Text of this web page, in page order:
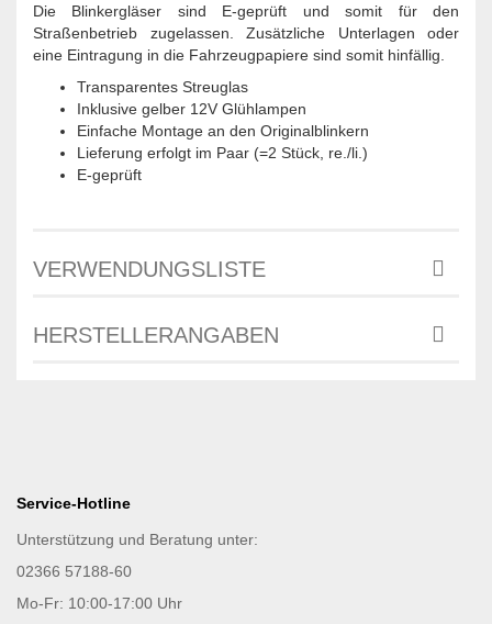
Die Blinkergläser sind E-geprüft und somit für den
Straßenbetrieb zugelassen. Zusätzliche Unterlagen oder
eine Eintragung in die Fahrzeugpapiere sind somit hinfällig.
Transparentes Streuglas
Inklusive gelber 12V Glühlampen
Einfache Montage an den Originalblinkern
Lieferung erfolgt im Paar (=2 Stück, re./li.)
E-geprüft
VERWENDUNGSLISTE
HERSTELLERANGABEN
Service-Hotline
Unterstützung und Beratung unter:
02366 57188-60
Mo-Fr: 10:00-17:00 Uhr